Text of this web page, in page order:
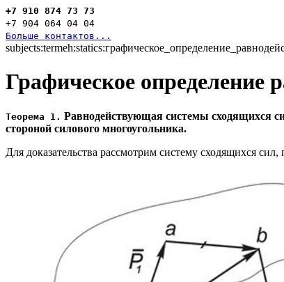
+7 910 874 73 73
+7 904 064 04 04
Больше контактов...
Графическое определение
Теорема 1. Равнодействующая системы сходящихся
стороной силового многоугольника.
Для доказательства рассмотрим систему сходящихся